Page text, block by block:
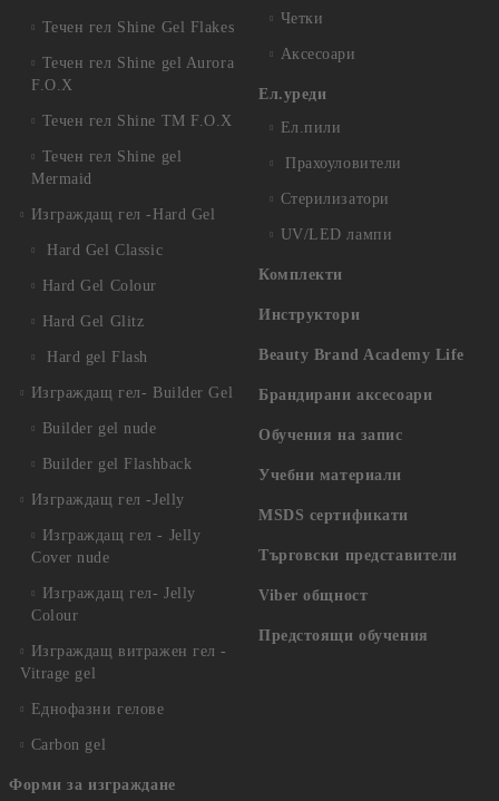
Течен гел Shine Gel Flakes
Течен гел Shine gel Aurora
F.O.X
Течен гел Shine TM F.O.X
Течен гел Shine gel
Mermaid
Изграждащ гел -Hard Gel
Hard Gel Classic
Hard Gel Colour
Hard Gel Glitz
Hard gel Flash
Изграждащ гел- Builder Gel
Builder gel nude
Builder gel Flashback
Изграждащ гел -Jelly
Изграждащ гел - Jelly
Cover nude
Изграждащ гел- Jelly
Colour
Изграждащ витражен гел -
Vitrage gel
Еднофазни гелове
Carbon gel
Форми за изграждане
Четки
Аксесоари
Ел.уреди
Ел.пили
Прахоуловители
Стерилизатори
UV/LED лампи
Комплекти
Инструктори
Beauty Brand Academy Life
Брандирани аксесоари
Обучения на запис
Учебни материали
MSDS сертификати
Търговски представители
Viber общност
Предстоящи обучения